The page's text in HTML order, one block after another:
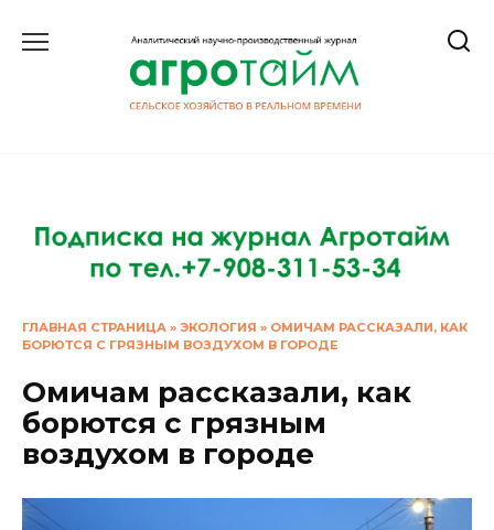
ГЛАВНАЯ СТРАНИЦА » ЭКОЛОГИЯ » ОМИЧАМ РАССКАЗАЛИ, КАК
БОРЮТСЯ С ГРЯЗНЫМ ВОЗДУХОМ В ГОРОДЕ
Омичам рассказали, как
борются с грязным
воздухом в городе